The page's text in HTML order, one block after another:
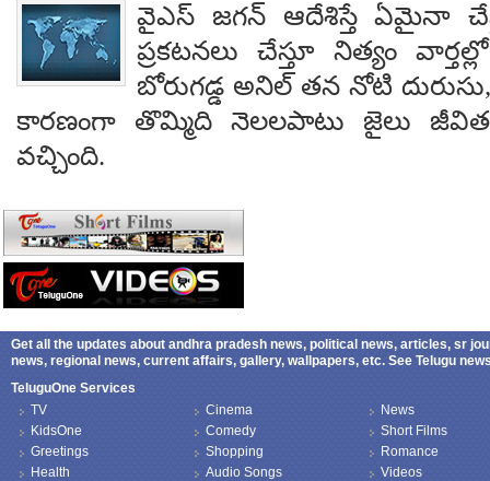
వైఎస్ జగన్ ఆదేశిస్తే ఏమైనా
ప్రకటనలు చేస్తూ నిత్యం
బోరుగడ్డ అనిల్ తన నోటి
కారణంగా తొమ్మిది నెలలపాటు జైలు
వచ్చింది.
Get all the updates about andhra pradesh news, political news, articles, sr
news, regional news, current affairs, gallery, wallpapers, etc. See Telugu
TeluguOne Services
TV
KidsOne
Greetings
Health
Cinema
Comedy
Shopping
Audio Songs
News
Short Films
Romance
Videos